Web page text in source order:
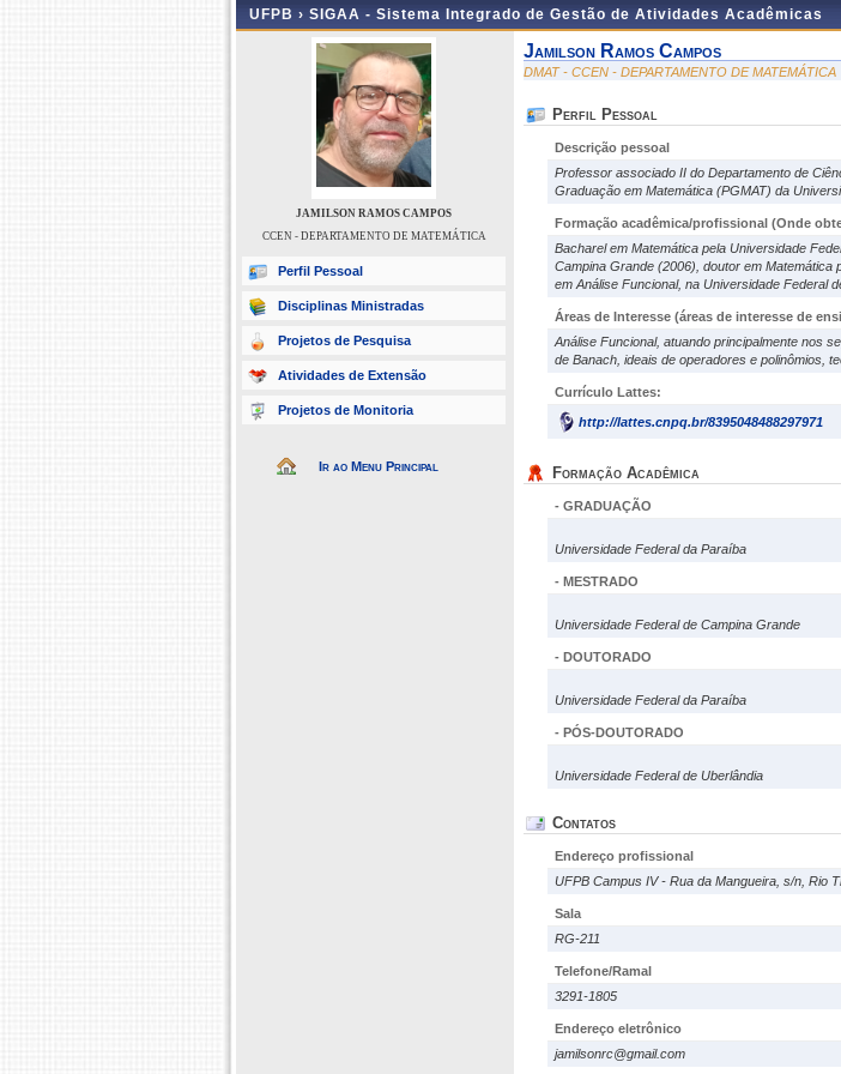
UFPB › SIGAA - Sistema Integrado de Gestão de Atividades Acadêmicas
JAMILSON RAMOS CAMPOS
CCEN - DEPARTAMENTO DE MATEMÁTICA
Perfil Pessoal
Disciplinas Ministradas
Projetos de Pesquisa
Atividades de Extensão
Projetos de Monitoria
Ir ao Menu Principal
Jamilson Ramos Campos
DMAT - CCEN - DEPARTAMENTO DE MATEMÁTICA
Perfil Pessoal
Descrição pessoal
Professor associado II do Departamento de
Graduação em Matemática (PGMAT) da
Formação acadêmica/profissional (Onde
Bacharel em Matemática pela Universidade
Campina Grande (2006), doutor em
em Análise Funcional, na Universidade Federal
Áreas de Interesse (áreas de interesse de
Análise Funcional, atuando principalmente nos
de Banach, ideais de operadores e polinômios,
Currículo Lattes:
http://lattes.cnpq.br/8395048488297971
Formação Acadêmica
- GRADUAÇÃO
Universidade Federal da Paraíba
- MESTRADO
Universidade Federal de Campina Grande
- DOUTORADO
Universidade Federal da Paraíba
- PÓS-DOUTORADO
Universidade Federal de Uberlândia
Contatos
Endereço profissional
UFPB Campus IV - Rua da Mangueira, s/n, Rio
Sala
RG-211
Telefone/Ramal
3291-1805
Endereço eletrônico
jamilsonrc@gmail.com